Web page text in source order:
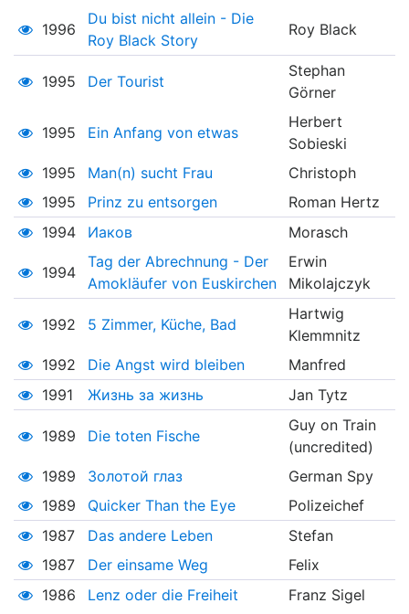
1996
Du bist nicht allein - Die
Roy Black Story
Roy Black
1995 Der Tourist
Stephan
Görner
1995 Ein Anfang von etwas
Herbert
Sobieski
1995
Man(n) sucht Frau
Christoph
1995
Prinz zu entsorgen
Roman Hertz
1994
Иаков Morasch
1994
Tag der Abrechnung - Der
Amokläufer von Euskirchen
Erwin
Mikolajczyk
1992 5 Zimmer, Küche, Bad
Hartwig
Klemmnitz
1992
Die Angst wird bleiben
Manfred
1991
Жизнь за жизнь Jan Tytz
1989 Die toten Fische
Guy on Train
(uncredited)
1989
Золотой глаз
German Spy
1989
Quicker Than the Eye
Polizeichef
1987
Das andere Leben
Stefan
1987
Der einsame Weg
Felix
1986
Lenz oder die Freiheit Franz Sigel